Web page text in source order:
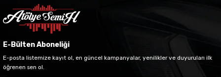
E-Bülten Aboneliği
E-posta listemize kayıt ol, en güncel kampanyalar, yenilikler ve duyuruları ilk
öğrenen sen ol.